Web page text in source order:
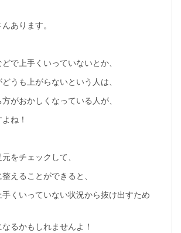
あります。
で上手くいっていないとか、
うも上がらないという人は、
がおかしくなっている人が、
ね！
をチェックして、
えることができると、
くいっていない状況から抜け出すため
るかもしれませんよ！